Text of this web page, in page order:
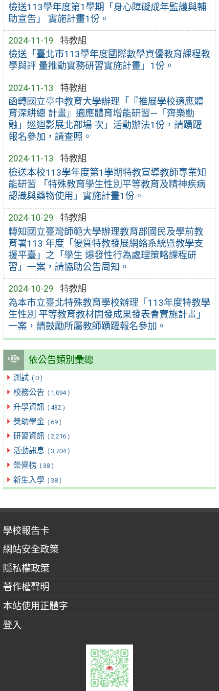
檢送113學年度第1學期「身心障礙成年監護與輔
助宣告」 實施計畫1份。
2024-11-19 特教組
檢送「臺北市113學年度國際數學資優教育課程教
學與評 量推動實務研習實施計畫」1份。
2024-11-13 特教組
函轉國立臺中教育大學辦理「『推展學校適應體
育深耕總 計畫』適應體育增能研習—「齊樂動
融」巡迴影展北部場 次」活動辦法1份，請踴躍
報名參加，請查照。
2024-11-13 特教組
檢送本校113學年度第1學期特教宣導教師專業知
能研習 「特殊教育學生性別平等教育及精神疾病
認識與藥物使用」實施計畫1份。
2024-10-29 特教組
轉知國立臺灣師範大學辦理教育部國民及學前教
育署113 年度「優質特教發展網絡系統暨教學支
援平臺」之「學生 爆發性行為處理策略課程研
習」一案，請協助公告周知。
2024-10-29 特教組
為本市立臺北特殊教育學校辦理「113年度特教學
生性別 平等教育教材開發成果發表會實施計畫」
一案，請鼓勵所屬教師踴躍報名參加。
依公告類別彙總
測試 ( 0 )
校務公告 ( 1,094 )
升學資訊 ( 432 )
獎助學金 ( 69 )
研習資訊 ( 2,216 )
活動訊息 ( 3,704 )
榮譽榜 ( 38 )
新生入學 ( 38 )
學校報告卡
網站安全政策
隱私權政策
著作權聲明
本站使用正體字
登入